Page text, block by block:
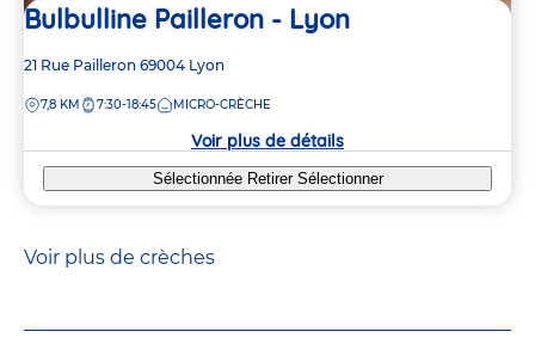
Bulbulline Pailleron - Lyon
Adresse
la
21 Rue Pailleron 69004 Lyon
DISTANCE
7,8 KM 7:30-18:45 MICRO-CRÈCHE
Voir plus de détails
Sélectionnée Retirer Sélectionner
Voir plus de crèches